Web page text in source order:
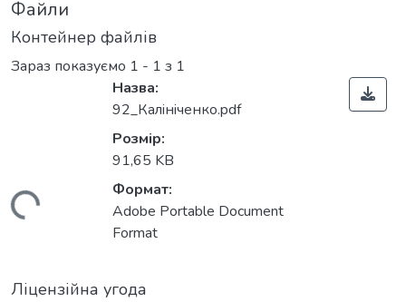
Файли
Контейнер файлів
Зараз показуємо 1 - 1 з 1
Назва:
92_Калiнiченко.pdf
Розмір:
91,65 KB
Формат:
Adobe Portable Document
Format
Ліцензійна угода